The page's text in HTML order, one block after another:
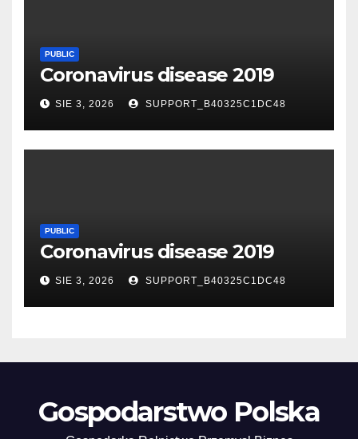
PUBLIC
Coronavirus disease 2019
SIE 3, 2026 SUPPORT_B40325C1DC48
PUBLIC
Coronavirus disease 2019
SIE 3, 2026 SUPPORT_B40325C1DC48
Gospodarstwo Polska